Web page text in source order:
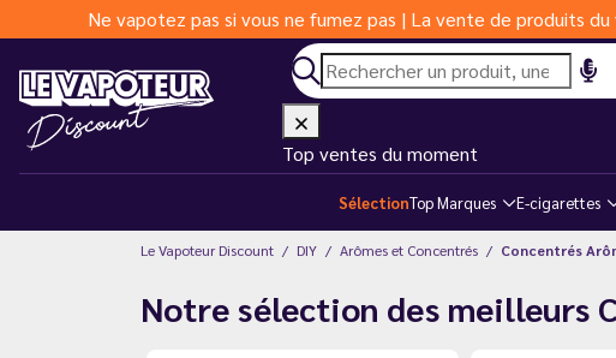
Ne vapotez pas si vous ne fumez pas | La vente de produits
Top ventes du moment
SélectionTop Marques E-cigarettes
Le Vapoteur Discount DIY Arômes et Concentrés Concentrés
Notre sélection des meilleurs